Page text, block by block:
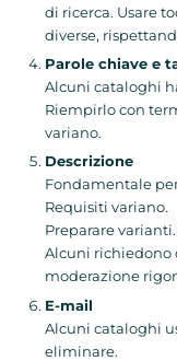
di ricerca. Usare
diverse,
Parole chiave e
Alcuni cataloghi
Riempirlo con
variano.
Descrizione
Fondamentale
Requisiti variano.
Preparare
Alcuni richiedono
moderazione
E-mail
Alcuni cataloghi
eliminare.